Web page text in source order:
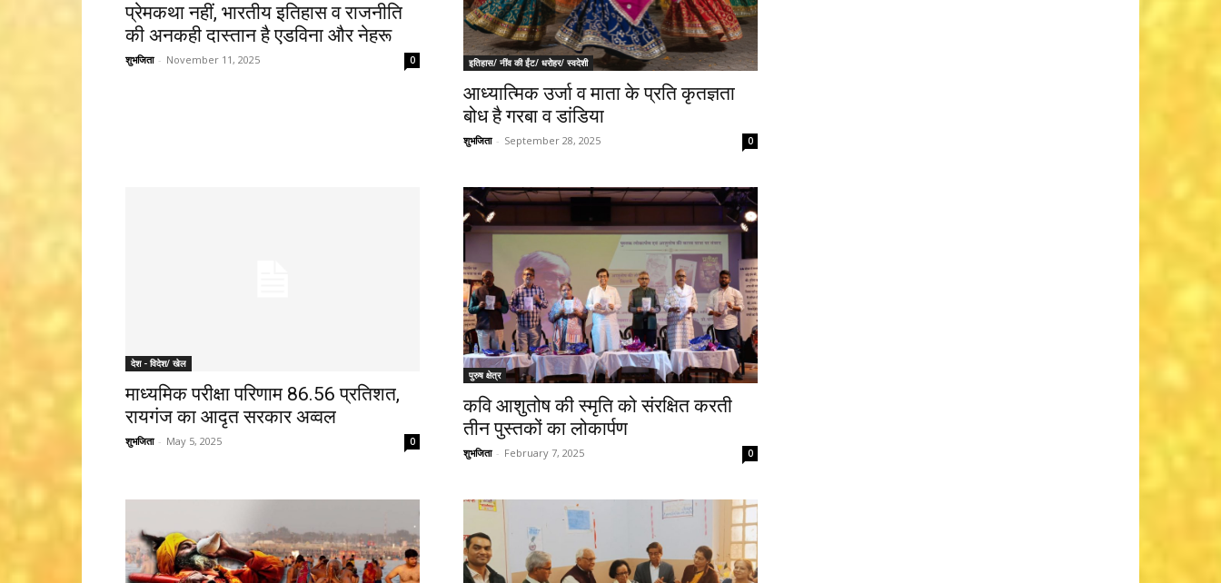
प्रेमकथा नहीं, भारतीय इतिहास व राजनीति
की अनकही दास्तान है एडविना और नेहरू
शुभजिता - November 11, 2025 0 इतिहास/ नींव की ईंट/ धरोहर/ स्वदेशी
आध्यात्मिक उर्जा व माता के प्रति कृतज्ञता
बोध है गरबा व डांडिया
शुभजिता - September 28, 2025 0
देश - विदेश/ खेल
माध्यमिक परीक्षा परिणाम 86.56 प्रतिशत,
रायगंज का आदृत सरकार अव्वल
शुभजिता - May 5, 2025 0
पुरुष क्षेत्र
कवि आशुतोष की स्मृति को संरक्षित करती
तीन पुस्तकों का लोकार्पण
शुभजिता - February 7, 2025 0